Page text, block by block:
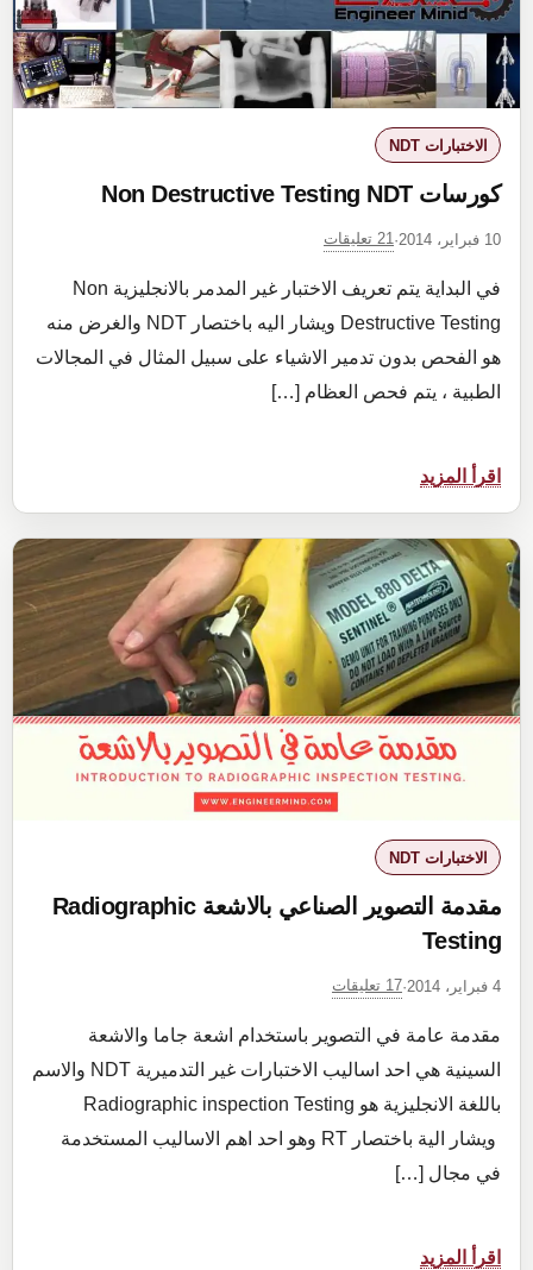
في
NDT
الاختبارات NDT
كورسات Non Destructive Testing NDT
10 فبراير، 2014 ·21 تعليقات
في البداية يتم تعريف الاختبار غير المدمر بالانجليزية Non
Destructive Testing ويشار اليه باختصار NDT والغرض منه
هو الفحص بدون تدمير الاشياء على سبيل المثال في المجالات
الطبية ، يتم فحص العظام […]
اقرأ المزيد
كورسات
Non
Destructive
Testing
NDT
الاختبارات NDT
مقدمة التصوير الصناعي بالاشعة Radiographic
Testing
4 فبراير، 2014 ·17 تعليقات
مقدمة عامة في التصوير باستخدام اشعة جاما والاشعة
السينية هي احد اساليب الاختبارات غير التدميرية NDT والاسم
باللغة الانجليزية هو Radiographic inspection Testing
ويشار الية باختصار RT وهو احد اهم الاساليب المستخدمة
في مجال […]
اقرأ المزيد